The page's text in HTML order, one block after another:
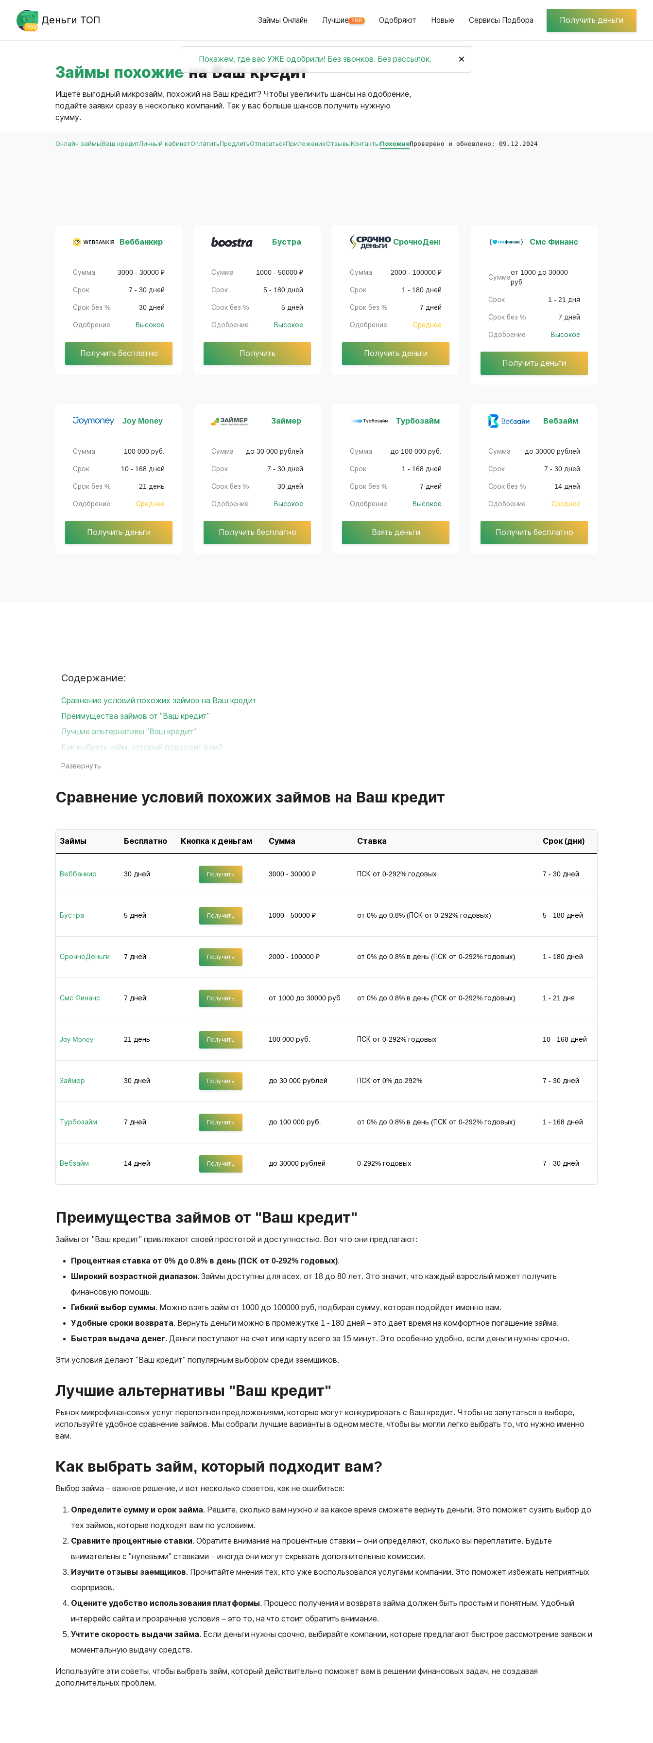
Покажем, где вас УЖЕ одобрили! Без звонков. Без рассылок. ×
Деньги ТОП Займы Онлайн Лучшие ТОП Одобряют Новые Сервисы Подбора Получить деньги
Займы похожиена Ваш кредит
Ищете выгодный микрозайм, похожий на Ваш кредит? Чтобы увеличить шансы на одобрение,
подайте заявки сразу в несколько компаний. Так у вас больше шансов получить нужную
сумму.
Онлайн займыВаш кредитЛичный кабинетОплатитьПродлитьОтписатьсяПриложениеОтзывыКонтактыПохожиеПроверено и обновлено: 09.12.2024
Веббанкир
Сумма 3000 - 30000 ₽
Срок 7 - 30 дней
Срок без % 30 дней
Одобрение Высокое
Получить бесплатно
Бустра
Сумма 1000 - 50000 ₽
Срок 5 - 180 дней
Срок без % 5 дней
Одобрение Высокое
Получить
СрочноДеньги
Сумма 2000 - 100000 ₽
Срок 1 - 180 дней
Срок без % 7 дней
Одобрение Среднее
Получить деньги
Смс Финанс
Сумма
от 1000 до 30000
руб
Срок 1 - 21 дня
Срок без % 7 дней
Одобрение Высокое
Получить деньги
Joy Money
Сумма 100 000 руб.
Срок 10 - 168 дней
Срок без % 21 день
Одобрение Среднее
Получить деньги
Займер
Сумма до 30 000 рублей
Срок 7 - 30 дней
Срок без % 30 дней
Одобрение Высокое
Получить бесплатно
Турбозайм
Сумма до 100 000 руб.
Срок 1 - 168 дней
Срок без % 7 дней
Одобрение Высокое
Взять деньги
Вебзайм
Сумма до 30000 рублей
Срок 7 - 30 дней
Срок без % 14 дней
Одобрение Среднее
Получить бесплатно
Содержание:
Сравнение условий похожих займов на Ваш кредит
Преимущества займов от "Ваш кредит"
Лучшие альтернативы "Ваш кредит"
Как выбрать займ, который подходит вам?
Развернуть
Сравнение условий похожих займов на Ваш кредит
Займы Бесплатно Кнопка к деньгам Сумма Ставка Срок (дни)
Веббанкир 30 дней Получить 3000 - 30000 ₽ ПСК от 0-292% годовых 7 - 30 дней
Бустра 5 дней Получить 1000 - 50000 ₽ от 0% до 0.8% (ПСК от 0-292% годовых) 5 - 180 дней
СрочноДеньги 7 дней Получить 2000 - 100000 ₽ от 0% до 0.8% в день (ПСК от 0-292% годовых) 1 - 180 дней
Смс Финанс 7 дней Получить от 1000 до 30000 руб от 0% до 0.8% в день (ПСК от 0-292% годовых) 1 - 21 дня
Joy Money 21 день Получить 100 000 руб. ПСК от 0-292% годовых 10 - 168 дней
Займер 30 дней Получить до 30 000 рублей ПСК от 0% до 292% 7 - 30 дней
Турбозайм 7 дней Получить до 100 000 руб. от 0% до 0.8% в день (ПСК от 0-292% годовых) 1 - 168 дней
Вебзайм 14 дней Получить до 30000 рублей 0-292% годовых 7 - 30 дней
Преимущества займов от "Ваш кредит"
Займы от "Ваш кредит" привлекают своей простотой и доступностью. Вот что они предлагают:
Процентная ставка от 0% до 0.8% в день (ПСК от 0-292% годовых).
Широкий возрастной диапазон. Займы доступны для всех, от 18 до 80 лет. Это значит, что каждый взрослый может получить
финансовую помощь.
Гибкий выбор суммы. Можно взять займ от 1000 до 100000 руб, подбирая сумму, которая подойдет именно вам.
Удобные сроки возврата. Вернуть деньги можно в промежутке 1 - 180 дней – это дает время на комфортное погашение займа.
Быстрая выдача денег. Деньги поступают на счет или карту всего за 15 минут. Это особенно удобно, если деньги нужны срочно.
Эти условия делают "Ваш кредит" популярным выбором среди заемщиков.
Лучшие альтернативы "Ваш кредит"
Рынок микрофинансовых услуг переполнен предложениями, которые могут конкурировать с Ваш кредит. Чтобы не запутаться в выборе,
используйте удобное сравнение займов. Мы собрали лучшие варианты в одном месте, чтобы вы могли легко выбрать то, что нужно именно
вам.
Как выбрать займ, который подходит вам?
Выбор займа – важное решение, и вот несколько советов, как не ошибиться:
Определите сумму и срок займа. Решите, сколько вам нужно и за какое время сможете вернуть деньги. Это поможет сузить выбор до
тех займов, которые подходят вам по условиям.
Сравните процентные ставки. Обратите внимание на процентные ставки – они определяют, сколько вы переплатите. Будьте
внимательны с "нулевыми" ставками – иногда они могут скрывать дополнительные комиссии.
Изучите отзывы заемщиков. Прочитайте мнения тех, кто уже воспользовался услугами компании. Это поможет избежать неприятных
сюрпризов.
Оцените удобство использования платформы. Процесс получения и возврата займа должен быть простым и понятным. Удобный
интерфейс сайта и прозрачные условия – это то, на что стоит обратить внимание.
Учтите скорость выдачи займа. Если деньги нужны срочно, выбирайте компании, которые предлагают быстрое рассмотрение заявок и
моментальную выдачу средств.
Используйте эти советы, чтобы выбрать займ, который действительно поможет вам в решении финансовых задач, не создавая
дополнительных проблем.